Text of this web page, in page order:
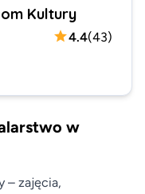
Kultury
4.4(43)
w
– zajęcia,